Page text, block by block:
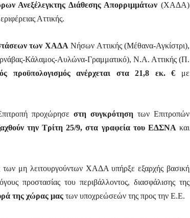
Ανεξέλεγκτης Διάθεσης Απορριμμάτων (ΧΑΔΑ)
Αττικής.
των ΧΑΔΑ Νήσων Αττικής (Μέθανα-Αγκίστρι),
Κάλαμος-Αυλώνα-Γραμματικό), Ν.Α. Αττικής (Π.
προϋπολογισμός ανέρχεται στα 21,8 εκ. € με
προχώρησεστη συγκρότησητων Επιτροπών
την Τρίτη 25/9, στα γραφεία του ΕΔΣΝΑ και
των μη λειτουργούντων ΧΑΔΑ υπήρξε εξαρχής βασική
προστασίας του περιβάλλοντος, διασφάλισης της
της χώρας μας των υποχρεώσεών της προς την Ε.Ε.